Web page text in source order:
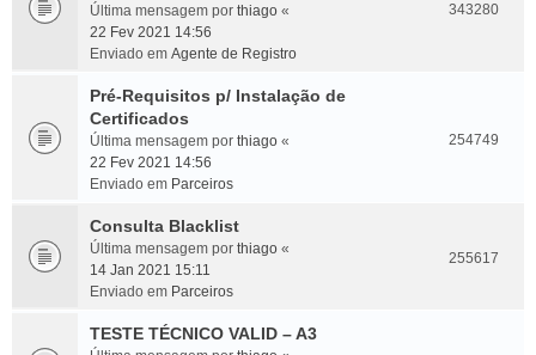
Última mensagem por thiago «
22 Fev 2021 14:56
Enviado em Agente de Registro
343280
Pré-Requisitos p/ Instalação de
Certificados
Última mensagem por thiago «
22 Fev 2021 14:56
Enviado em Parceiros
254749
Consulta Blacklist
Última mensagem por thiago «
14 Jan 2021 15:11
Enviado em Parceiros
255617
TESTE TÉCNICO VALID – A3